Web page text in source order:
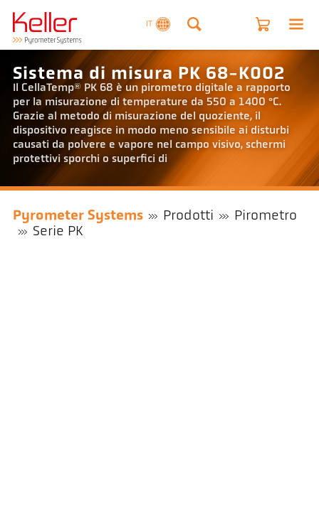
IT
Sistema di misura PK 68-K002
Il CellaTemp® PK 68 è un pirometro digitale a rapporto
per la misurazione di temperature da 550 a 1400 °C.
Grazie al metodo di misurazione del quoziente, il
dispositivo reagisce in modo meno sensibile ai disturbi
causati da polvere e vapore nel campo visivo, schermi
protettivi sporchi o superfici di
Pyrometer Systems Prodotti
Pirometro
Serie PK